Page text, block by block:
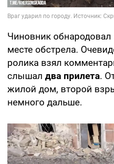
Чиновник обнародовал
месте обстрела.
ролика взял
слышал два прилета.
жилой дом, второй
немного дальше.